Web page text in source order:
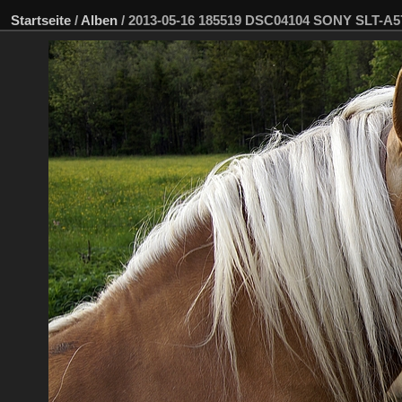
Startseite / Alben / 2013-05-16 185519 DSC04104 SONY SLT-